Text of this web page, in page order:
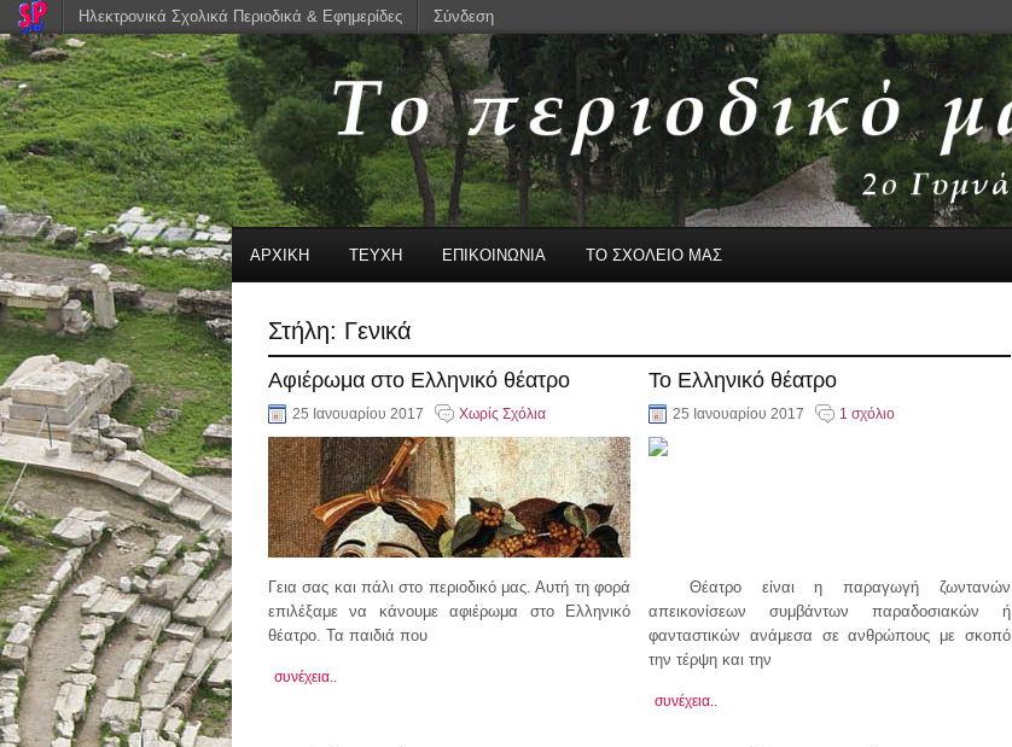
ΑΡΧΙΚΗ ΤΕΥΧΗ ΕΠΙΚΟΙΝΩΝΙΑ ΤΟ ΣΧΟΛΕΙΟ ΜΑΣ
Στήλη: Γενικά
Αφιέρωμα στο Ελληνικό θέατρο
25 Ιανουαρίου 2017 Χωρίς Σχόλια
Γεια σας και πάλι στο περιοδικό μας. Αυτή τη φορά
επιλέξαμε να κάνουμε αφιέρωμα στο Ελληνικό
θέατρο. Τα παιδιά που
συνέχεια..
Το Ελληνικό θέατρο
25 Ιανουαρίου 2017 1 σχόλιο
Θέατρο είναι η παραγωγή ζωντανών
απεικονίσεων συμβάντων παραδοσιακών ή
φανταστικών ανάμεσα σε ανθρώπους με σκοπό
την τέρψη και την
συνέχεια..
Ηλεκτρονικά Σχολικά Περιοδικά & Εφημερίδες Σύνδεση